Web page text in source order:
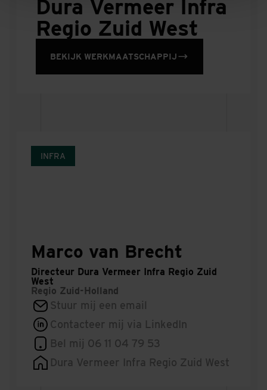
Dura Vermeer Infra
Regio Zuid West
BEKIJK WERKMAATSCHAPPIJ
INFRA
Marco van Brecht
Directeur Dura Vermeer Infra Regio Zuid
West
Regio Zuid-Holland
Stuur mij een email
Contacteer mij via LinkedIn
Bel mij 06 11 04 79 53
Dura Vermeer Infra Regio Zuid West